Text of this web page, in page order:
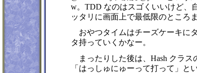
w。TDD なのはスゴくいいけど、
ッタリに画面上で最低限のところ
おやつタイムはチーズケーキに
タ持っていくかなー。
まったりした後は、Hash クラ
「はっしゅにゅーって打って」と